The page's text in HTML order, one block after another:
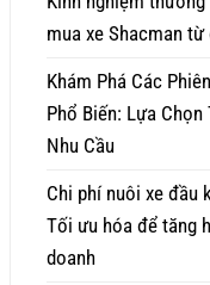
mua xe Shacman từ
Khám Phá Các
Phổ Biến: Lựa
Nhu Cầu
Chi phí nuôi xe đầu
Tối ưu hóa để tăng
doanh